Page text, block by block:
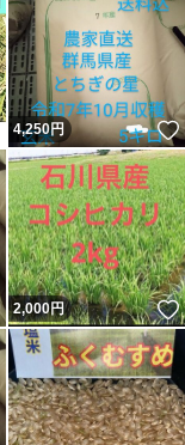
いいね！
4,250円
いいね！
2,000円